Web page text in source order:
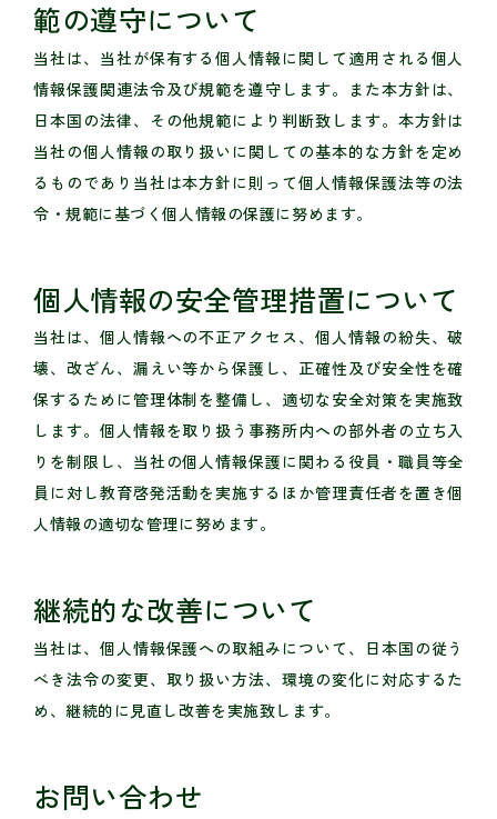
範の遵守について
当社は、当社が保有する個人情報に関して適用される個人
情報保護関連法令及び規範を遵守します。また本方針は、
日本国の法律、その他規範により判断致します。本方針は
当社の個人情報の取り扱いに関しての基本的な方針を定め
るものであり当社は本方針に則って個人情報保護法等の法
令・規範に基づく個人情報の保護に努めます。
個人情報の安全管理措置について
当社は、個人情報への不正アクセス、個人情報の紛失、破
壊、改ざん、漏えい等から保護し、正確性及び安全性を確
保するために管理体制を整備し、適切な安全対策を実施致
します。個人情報を取り扱う事務所内への部外者の立ち入
りを制限し、当社の個人情報保護に関わる役員・職員等全
員に対し教育啓発活動を実施するほか管理責任者を置き個
人情報の適切な管理に努めます。
継続的な改善について
当社は、個人情報保護への取組みについて、日本国の従う
べき法令の変更、取り扱い方法、環境の変化に対応するた
め、継続的に見直し改善を実施致します。
お問い合わせ